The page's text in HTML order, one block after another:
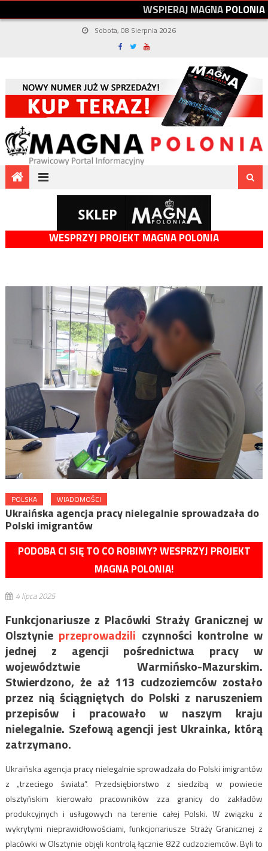
WSPIERAJMAGNAPOLONIA
Sobota, 08 Sierpnia 2026
WESPRZYJ PROJEKT MAGNA POLONIA
POLSKA WIADOMOŚCI
Ukraińska agencja pracy nielegalnie sprowadzała do
Polski imigrantów
PODOBA CI SIĘ TO CO ROBIMY? WESPRZYJ PROJEKT
MAGNA POLONIA!
4 lipca 2025
Funkcjonariusze z Placówki Straży Granicznej w
Olsztynie przeprowadzili czynności kontrolne w
jednej z agencji pośrednictwa pracy w
województwie Warmińsko-Mazurskim.
Stwierdzono, że aż 113 cudzoziemców zostało
przez nią ściągniętych do Polski z naruszeniem
przepisów i pracowało w naszym kraju
nielegalnie. Szefową agencji jest Ukrainka, którą
zatrzymano.
Ukraińska agencja pracy nielegalnie sprowadzała do Polski imigrantów
z „trzeciego świata”. Przedsiębiorstwo z siedzibą w powiecie
olsztyńskim kierowało pracowników zza granicy do zakładów
produkcyjnych i usługowych na terenie całej Polski. W związku z
wykrytymi nieprawidłowościami, funkcjonariusze Straży Granicznej z
placówki w Olsztynie objęli kontrolą łącznie 822 cudzoziemców. Byli to